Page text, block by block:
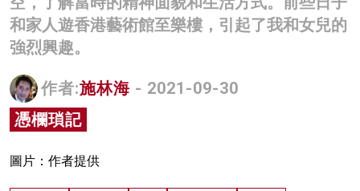
影片
名家榜
灼見活動
關於我們
和家人遊香港藝術館至樂樓，引起了我和女兒的
強烈興趣。
作者:施林海 - 2021-09-30
憑欄瑣記
圖片：作者提供